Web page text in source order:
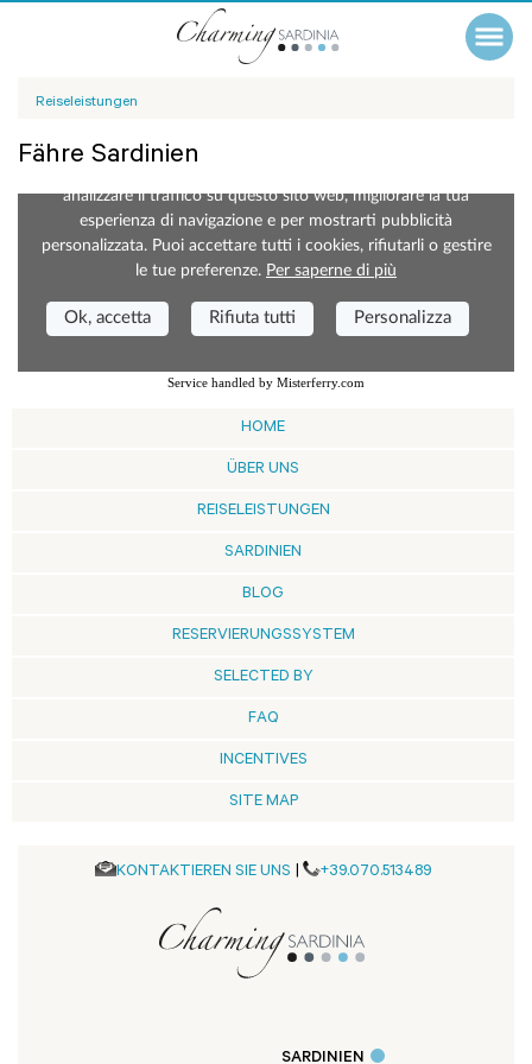
Reiseleistungen
Fähre Sardinien
Service handled by Misterferry.com
HOME
ÜBER UNS
REISELEISTUNGEN
SARDINIEN
BLOG
RESERVIERUNGSSYSTEM
SELECTED BY
FAQ
INCENTIVES
SITE MAP
KONTAKTIEREN SIE UNS +39.070.513489
SARDINIEN